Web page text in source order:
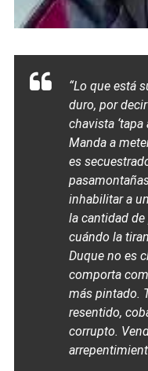
“Lo que está
duro, por
chavista ‘tapa
Manda a
es
inhabilitar a
la cantidad de
cuándo la
Duque no es
comporta
más pintado.
resentido,
corrupto.